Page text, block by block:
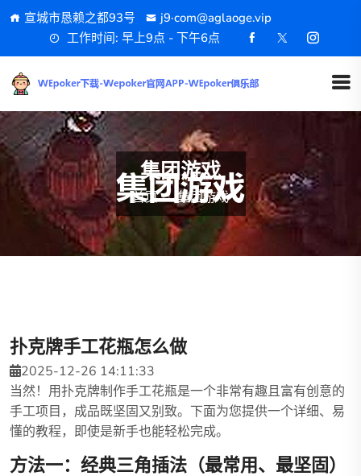
宣城市恳赖之都93号
j9·com@aglaoge.vip
工作时间: 早上9点 - 下午6点
集团游戏
首页 集团游戏
扑克牌手工花瓶怎么做
2025-12-26 14:11:33
当然！用扑克牌制作手工花瓶是一个非常有趣且富有创意的
手工项目，成品既坚固又别致。下面为您提供一个详细、易
懂的教程，即使是新手也能轻松完成。
方法一：经典三角插法（最常用、最坚固）